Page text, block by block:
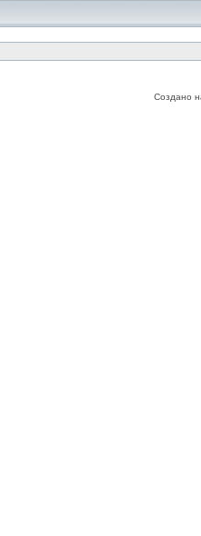
Создано